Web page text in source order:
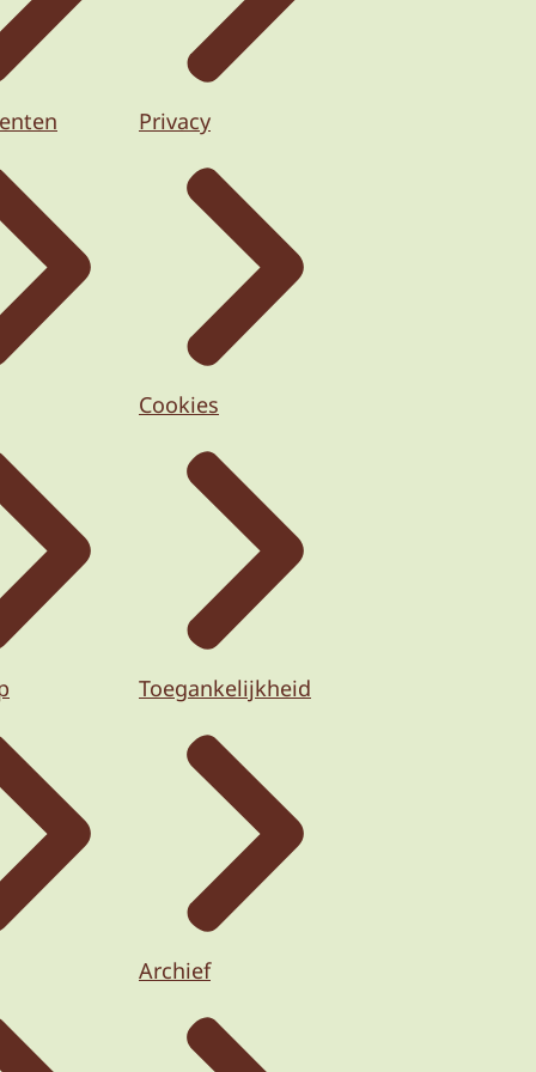
Privacy
Cookies
Toegankelijkheid
Archief